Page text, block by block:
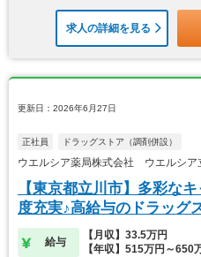
求人の詳細を見る
更新日：2026年6月27日
正社員 ドラッグストア（調剤併設）
ウエルシア薬局株式会社 ウエルシア
【東京都立川市】多彩な
度充実♪高給与のドラッグ
給与
【月収】33.5万円
【年収】515万円～650